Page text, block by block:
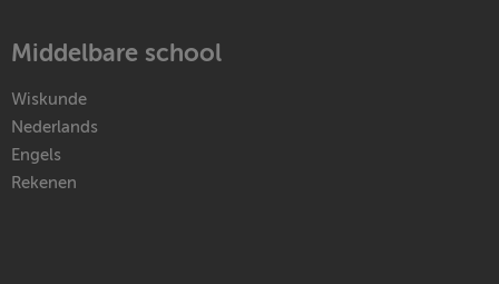
Middelbare school
Wiskunde
Nederlands
Engels
Rekenen